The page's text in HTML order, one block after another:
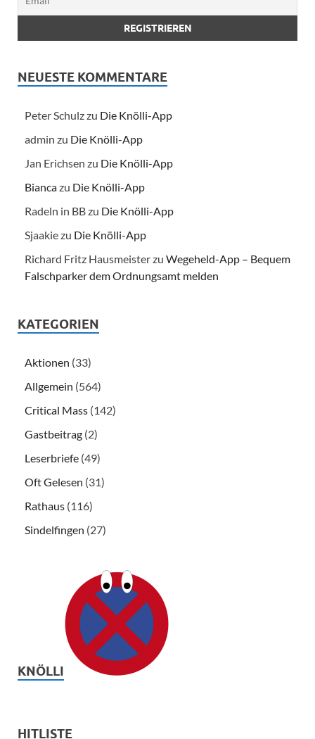
NEUESTE KOMMENTARE
Peter Schulzzu Die Knölli-App
admin zu Die Knölli-App
Jan Erichsen zu Die Knölli-App
Biancazu Die Knölli-App
Radeln in BBzu Die Knölli-App
Sjaakiezu Die Knölli-App
Richard Fritz Hausmeisterzu Wegeheld-App – Bequem
Falschparker dem Ordnungsamt melden
KATEGORIEN
Aktionen (33)
Allgemein (564)
Critical Mass (142)
Gastbeitrag (2)
Leserbriefe (49)
Oft Gelesen (31)
Rathaus (116)
Sindelfingen (27)
KNÖLLI
HITLISTE